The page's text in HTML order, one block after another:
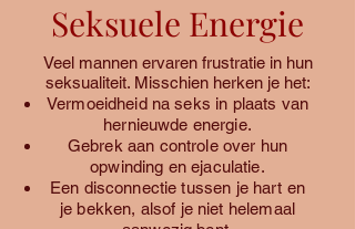
Seksuele Energie
Veel mannen ervaren frustratie in hun
seksualiteit. Misschien herken je het:
Vermoeidheid na seks in plaats van
hernieuwde energie.
Gebrek aan controle over hun
opwinding en ejaculatie.
Een disconnectie tussen je hart en
je bekken, alsof je niet helemaal